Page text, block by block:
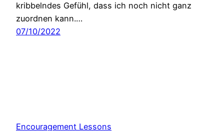
kribbelndes Gefühl, dass ich noch nicht ganz
zuordnen kann.…
07/10/2022
Encouragement Lessons